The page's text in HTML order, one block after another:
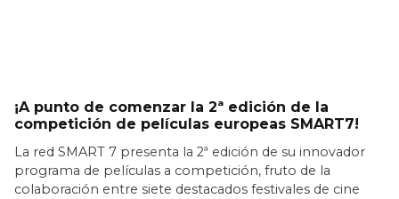
¡A punto de comenzar la 2ª edición de la
competición de películas europeas SMART7!
La red SMART 7 presenta la 2ª edición de su innovador
programa de películas a competición, fruto de la
colaboración entre siete destacados festivales de cine